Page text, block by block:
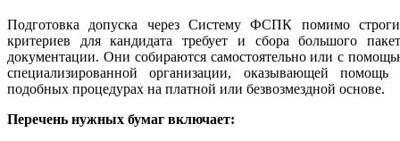
Подготовка допуска через Систему ФСПК помимо
критериев для кандидата требует и сбора большого
документации. Они собираются самостоятельно или с
специализированной организации, оказывающей помощь
подобных процедурах на платной или безвозмездной основе.
Перечень нужных бумаг включает: